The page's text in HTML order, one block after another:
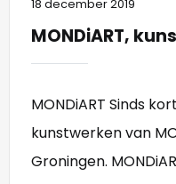
18 december 2019
MONDiART,
MONDiART Sinds
kunstwerken van
Groningen.